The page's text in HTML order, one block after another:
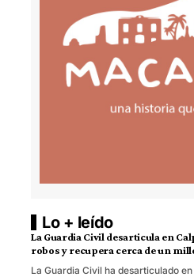
Lo + leído
La Guardia Civil desarticula en
robos y recupera cerca de un
La Guardia Civil ha desarticulado